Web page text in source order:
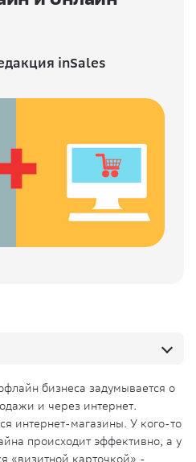
inSales
бизнеса задумывается о
и через интернет.
интернет-магазины. У кого-то
происходит эффективно, а у
«визитной карточкой» -